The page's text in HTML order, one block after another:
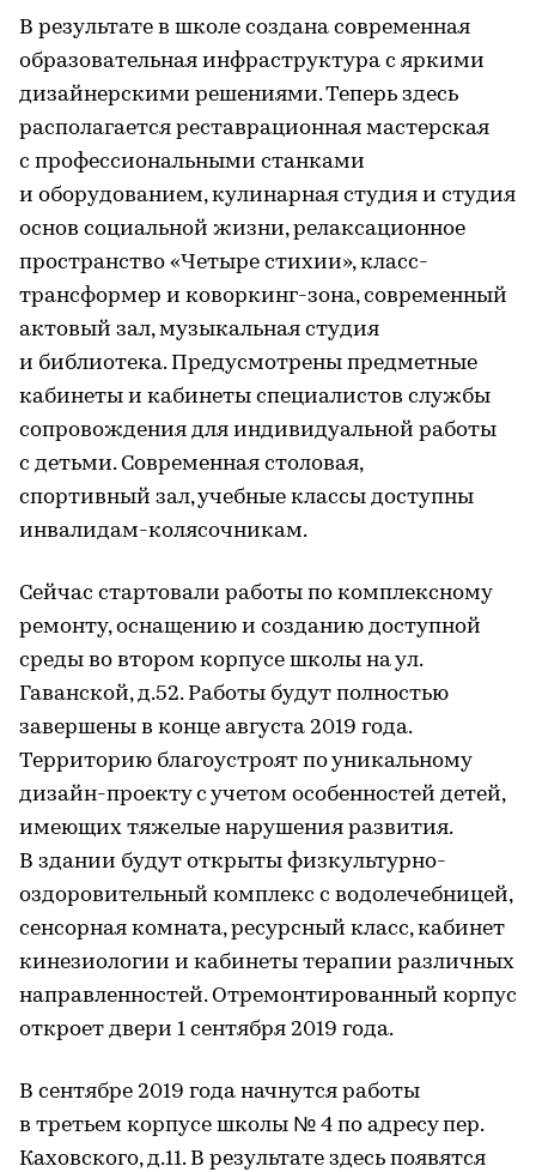
В результате в школе создана современная
образовательная инфраструктура с яркими
дизайнерскими решениями. Теперь здесь
располагается реставрационная мастерская
с профессиональными станками
и оборудованием, кулинарная студия и студия
основ социальной жизни, релаксационное
пространство «Четыре стихии», класс-
трансформер и коворкинг-зона, современный
актовый зал, музыкальная студия
и библиотека. Предусмотрены предметные
кабинеты и кабинеты специалистов службы
сопровождения для индивидуальной работы
с детьми. Современная столовая,
спортивный зал, учебные классы доступны
инвалидам-колясочникам.
Сейчас стартовали работы по комплексному
ремонту, оснащению и созданию доступной
среды во втором корпусе школы на ул.
Гаванской, д.52. Работы будут полностью
завершены в конце августа 2019 года.
Территорию благоустроят по уникальному
дизайн-проекту с учетом особенностей детей,
имеющих тяжелые нарушения развития.
В здании будут открыты физкультурно-
оздоровительный комплекс с водолечебницей,
сенсорная комната, ресурсный класс, кабинет
кинезиологии и кабинеты терапии различных
направленностей. Отремонтированный корпус
откроет двери 1 сентября 2019 года.
В сентябре 2019 года начнутся работы
в третьем корпусе школы № 4 по адресу пер.
Каховского, д.11. В результате здесь появятся